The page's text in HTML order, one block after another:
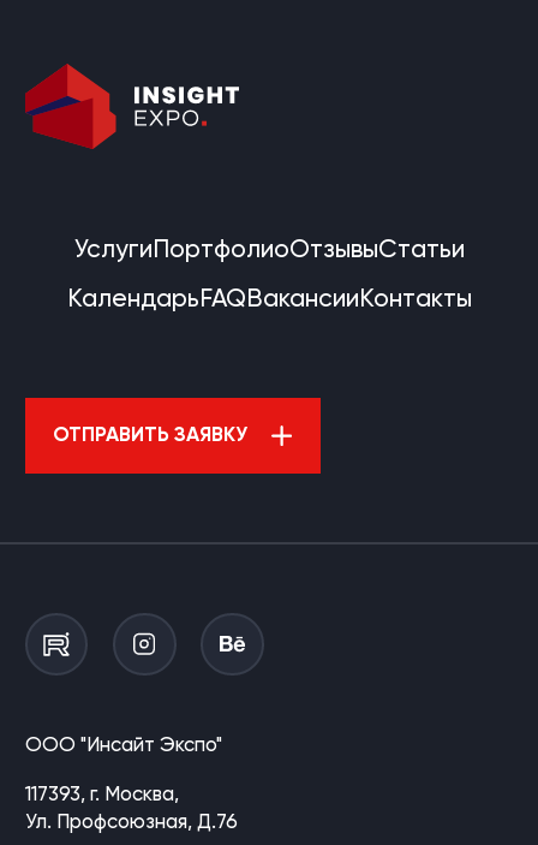
УслугиПортфолиоОтзывыСтатьи
КалендарьFAQВакансииКонтакты
ОТПРАВИТЬ ЗАЯВКУ
ООО "Инсайт Экспо"
117393, г. Москва,
Ул. Профсоюзная, Д.76